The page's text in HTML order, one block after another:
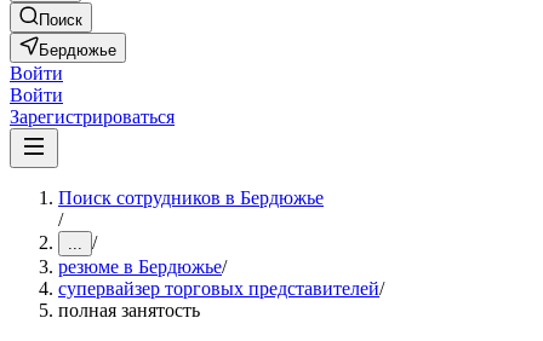
Поиск
Бердюжье
Войти
Войти
Зарегистрироваться
Поиск сотрудников в Бердюжье
/
... /
резюме в Бердюжье/
супервайзер торговых представителей/
полная занятость